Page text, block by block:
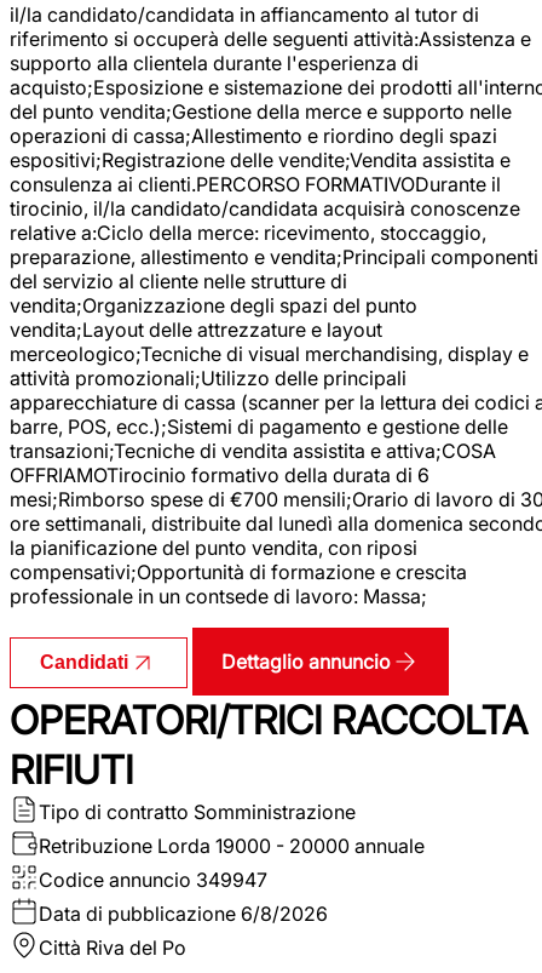
il/la candidato/candidata in affiancamento al tutor di
riferimento si occuperà delle seguenti attività:Assistenza e
supporto alla clientela durante l'esperienza di
acquisto;Esposizione e sistemazione dei prodotti
del punto vendita;Gestione della merce e supporto nelle
operazioni di cassa;Allestimento e riordino degli spazi
espositivi;Registrazione delle vendite;Vendita assistita e
consulenza ai clienti.PERCORSO FORMATIVODurante il
tirocinio, il/la candidato/candidata acquisirà conoscenze
relative a:Ciclo della merce: ricevimento, stoccaggio,
preparazione, allestimento e vendita;Principali componenti
del servizio al cliente nelle strutture di
vendita;Organizzazione degli spazi del punto
vendita;Layout delle attrezzature e layout
merceologico;Tecniche di visual merchandising, display e
attività promozionali;Utilizzo delle principali
apparecchiature di cassa (scanner per la lettura dei codici
barre, POS, ecc.);Sistemi di pagamento e gestione delle
transazioni;Tecniche di vendita assistita e attiva;COSA
OFFRIAMOTirocinio formativo della durata di 6
mesi;Rimborso spese di €700 mensili;Orario di lavoro di
ore settimanali, distribuite dal lunedì alla domenica
la pianificazione del punto vendita, con riposi
compensativi;Opportunità di formazione e crescita
professionale in un contsede di lavoro: Massa;
Candidati Dettaglio annuncio
OPERATORI/TRICI RACCOLTA
RIFIUTI
Tipo di contratto Somministrazione
Retribuzione Lorda 19000 - 20000 annuale
Codice annuncio 349947
Data di pubblicazione 6/8/2026
Città Riva del Po